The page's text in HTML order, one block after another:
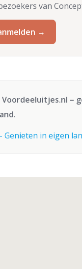
van
→
Voordeeluitjes.nl –